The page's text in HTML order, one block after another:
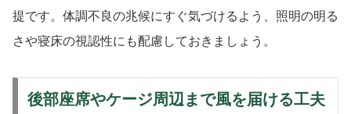
提です。体調不良の兆候にすぐ気づけるよう、照明の明る
さや寝床の視認性にも配慮しておきましょう。
後部座席やケージ周辺まで風を届ける工夫